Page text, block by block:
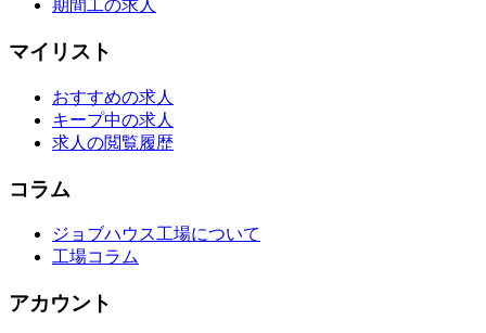
期間工の求人
マイリスト
おすすめの求人
キープ中の求人
求人の閲覧履歴
コラム
ジョブハウス工場について
工場コラム
アカウント